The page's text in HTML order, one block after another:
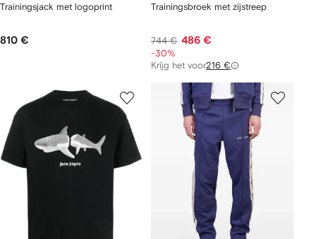
Trainingsjack met logoprint
810 €
Trainingsbroek met zijstreep
744 € 486 €
-30%
Krijg het voor216 €